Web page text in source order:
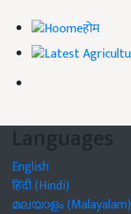
होम
Languages
English
हिंदी (Hindi)
മലയാളം (Malayalam)